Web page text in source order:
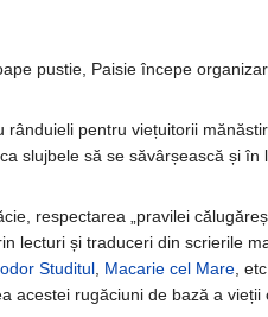
pustie, Paisie începe
pentru viețuitorii
slujbele să se săvârșească și în
respectarea „pravilei
lecturi și traduceri din scrierile
Studitul Macarie cel Mare ,
acestei rugăciuni de bază a vieții